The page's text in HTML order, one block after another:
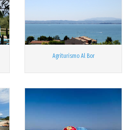
Agriturismo Al Bor